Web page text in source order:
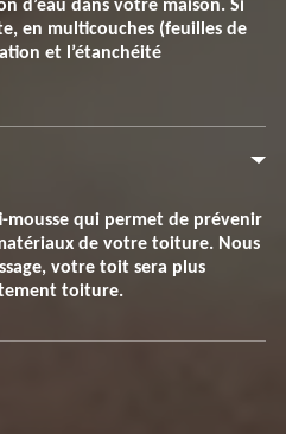
d’eau dans votre maison. Si
en multicouches (feuilles de
et l’étanchéité
mousse qui permet de prévenir
de votre toiture. Nous
votre toit sera plus
toiture.